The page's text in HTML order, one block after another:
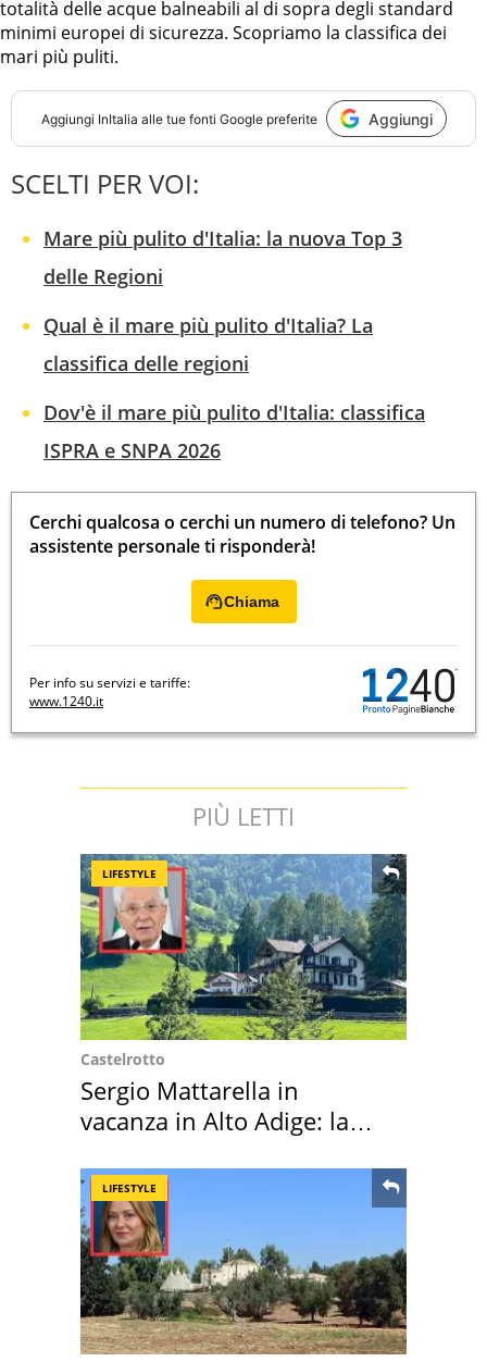
totalità delle acque balneabili al di sopra degli standard
minimi europei di sicurezza. Scopriamo la classifica dei
mari più puliti.
Aggiungi InItalia alle tue fonti Google preferite Aggiungi
SCELTI PER VOI:
Mare più pulito d'Italia: la nuova Top 3
delle Regioni
Qual è il mare più pulito d'Italia? La
classifica delle regioni
Dov'è il mare più pulito d'Italia: classifica
ISPRA e SNPA 2026
Cerchi qualcosa o cerchi un numero di telefono? Un
assistente personale ti risponderà!
Chiama
Per info su servizi e tariffe:
www.1240.it
PIÙ LETTI
LIFESTYLE
Castelrotto
Sergio Mattarella in
vacanza in Alto Adige: la
LIFESTYLE